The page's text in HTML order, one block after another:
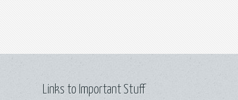
Links to Important Stuff